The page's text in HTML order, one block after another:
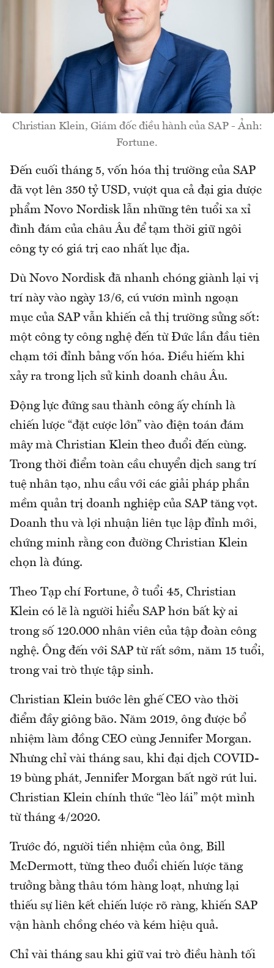
Christian Klein, Giám đốc điều hành của SAP - Ảnh:
Fortune.
Đến cuối tháng 5, vốn hóa thị trường của SAP
đã vọt lên 350 tỷ USD, vượt qua cả đại gia dược
phẩm Novo Nordisk lẫn những tên tuổi xa xỉ
đình đám của châu Âu để tạm thời giữ ngôi
công ty có giá trị cao nhất lục địa.
Dù Novo Nordisk đã nhanh chóng giành lại vị
trí này vào ngày 13/6, cú vươn mình ngoạn
mục của SAP vẫn khiến cả thị trường sửng sốt:
một công ty công nghệ đến từ Đức lần đầu tiên
chạm tới đỉnh bảng vốn hóa. Điều hiếm khi
xảy ra trong lịch sử kinh doanh châu Âu.
Động lực đứng sau thành công ấy chính là
chiến lược “đặt cược lớn” vào điện toán đám
mây mà Christian Klein theo đuổi đến cùng.
Trong thời điểm toàn cầu chuyển dịch sang trí
tuệ nhân tạo, nhu cầu với các giải pháp phần
mềm quản trị doanh nghiệp của SAP tăng vọt.
Doanh thu và lợi nhuận liên tục lập đỉnh mới,
chứng minh rằng con đường Christian Klein
chọn là đúng.
Theo Tạp chí Fortune, ở tuổi 45, Christian
Klein có lẽ là người hiểu SAP hơn bất kỳ ai
trong số 120.000 nhân viên của tập đoàn công
nghệ. Ông đến với SAP từ rất sớm, năm 15 tuổi,
trong vai trò thực tập sinh.
Christian Klein bước lên ghế CEO vào thời
điểm đầy giông bão. Năm 2019, ông được bổ
nhiệm làm đồng CEO cùng Jennifer Morgan.
Nhưng chỉ vài tháng sau, khi đại dịch COVID-
19 bùng phát, Jennifer Morgan bất ngờ rút lui.
Christian Klein chính thức “lèo lái” một mình
từ tháng 4/2020.
Trước đó, người tiền nhiệm của ông, Bill
McDermott, từng theo đuổi chiến lược tăng
trưởng bằng thâu tóm hàng loạt, nhưng lại
thiếu sự liên kết chiến lược rõ ràng, khiến SAP
vận hành chồng chéo và kém hiệu quả.
Chỉ vài tháng sau khi giữ vai trò điều hành tối